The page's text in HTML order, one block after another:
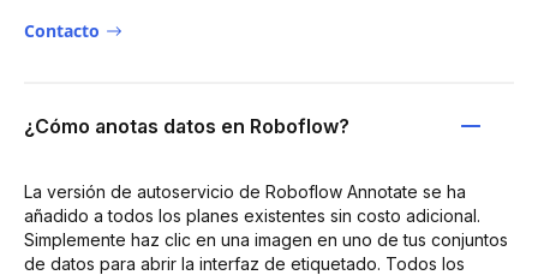
Contacto
¿Cómo anotas datos en Roboflow?
La versión de autoservicio de Roboflow Annotate se ha
añadido a todos los planes existentes sin costo adicional.
Simplemente haz clic en una imagen en uno de tus conjuntos
de datos para abrir la interfaz de etiquetado. Todos los